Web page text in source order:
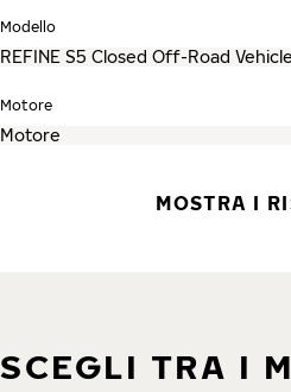
Modello
Motore
MOSTRA I
SCEGLI TRA I